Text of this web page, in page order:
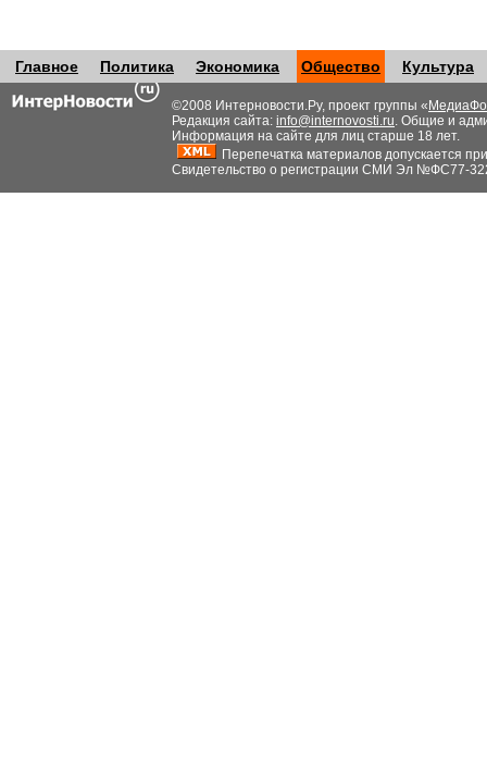
Главное Политика Экономика Общество Культура
©2008 Интерновости.Ру, проект группы «
Редакция сайта: info@internovosti.ru. Общие и
Информация на сайте для лиц старше 18 лет.
Перепечатка материалов допускается
Свидетельство о регистрации СМИ Эл №ФС77-